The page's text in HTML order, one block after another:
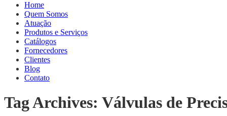
Home
Quem Somos
Atuação
Produtos e Serviços
Catálogos
Fornecedores
Clientes
Blog
Contato
Tag Archives: Válvulas de